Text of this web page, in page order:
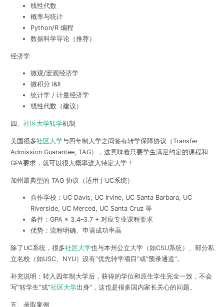
线性代数
概率与统计
Python/R 编程
数据科学导论（推荐）
经济学
微观/宏观经济学
微积分 I&II
统计学 / 计量经济学
线性代数（建议）
四、 社区大学转学机制
美国很多社区大学与四年制大学之间签有转学保障协议（Transfer
Admission Guarantee, TAG），这意味着只要学生满足约定的课程和
GPA要求，就可以很大概率进入特定大学！
加州最典型的 TAG 协议（适用于UC系统）
合作学校：UC Davis, UC Irvine, UC Santa Barbara, UC
Riverside, UC Merced, UC Santa Cruz 等
条件：GPA ≥ 3.4–3.7 + 对应专业课程要求
优势：流程明确、申请成功率高
除了UC系统，很多社区大学也与本州公立大学（如CSU系统）、部分私
立名校（如USC、NYU）设有“优先转学项目”或“预录通道”。
补充说明：转入四年制大学后，获得的学位和原生学生完全一致，不会
写“转学生”或“社区大学出身”，这也是很多国内家长关心的问题。
五、录取案例